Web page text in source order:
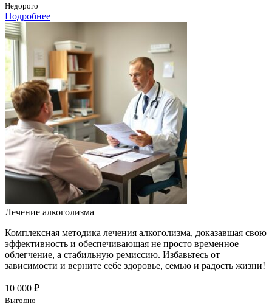
Недорого
Подробнее
Лечение алкоголизма
Комплексная методика лечения алкоголизма, доказавшая свою
эффективность и обеспечивающая не просто временное
облегчение, а стабильную ремиссию. Избавьтесь от
зависимости и верните себе здоровье, семью и радость жизни!
10 000 ₽
Выгодно